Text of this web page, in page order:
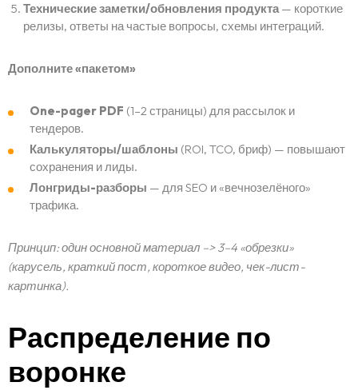
Технические заметки/обновления продукта— короткие
релизы, ответы на частые вопросы, схемы интеграций.
Дополните «пакетом»
One-pager PDF (1–2 страницы) для рассылок и
тендеров.
Калькуляторы/шаблоны (ROI, TCO, бриф) — повышают
сохранения и лиды.
Лонгриды-разборы — для SEO и «вечнозелёного»
трафика.
Принцип: один основной материал –> 3–4 «обрезки»
(карусель, краткий пост, короткое видео, чек-лист-
картинка).
Распределение по
воронке